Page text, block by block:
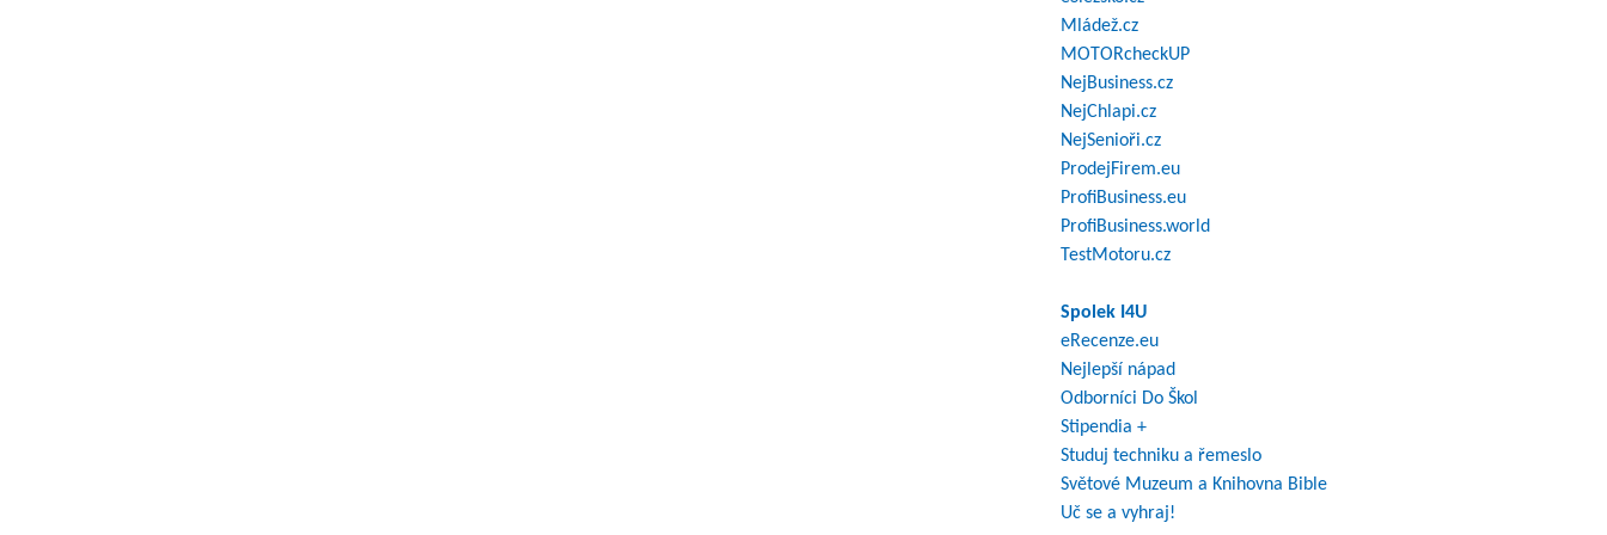
Mládež.cz
MOTORcheckUP
NejBusiness.cz
NejChlapi.cz
NejSenioři.cz
ProdejFirem.eu
ProfiBusiness.eu
ProfiBusiness.world
TestMotoru.cz
Spolek I4U
eRecenze.eu
Nejlepší nápad
Odborníci Do Škol
Stipendia +
Studuj techniku a řemeslo
Světové Muzeum a Knihovna Bible
Uč se a vyhraj!